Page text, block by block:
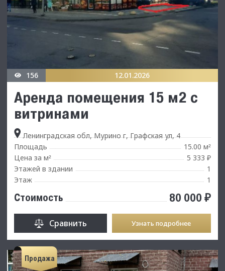
156 12.01.2026
Аренда помещения 15 м2 с
витринами
Ленинградская обл, Мурино г, Графская ул, 4
Площадь
15.00 м²
Цена за м²
5 333 ₽
Этажей в здании
1
Этаж
1
Стоимость 80 000 ₽
Сравнить Узнать подробнее
Продажа